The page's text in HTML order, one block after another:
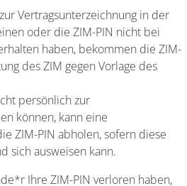
Vertragsunterzeichnung in der
oder die ZIM-PIN nicht bei
haben, bekommen die ZIM-
des ZIM gegen Vorlage des
persönlich zur
können, kann eine
ZIM-PIN abholen, sofern diese
sich ausweisen kann.
Ihre ZIM-PIN verloren haben,